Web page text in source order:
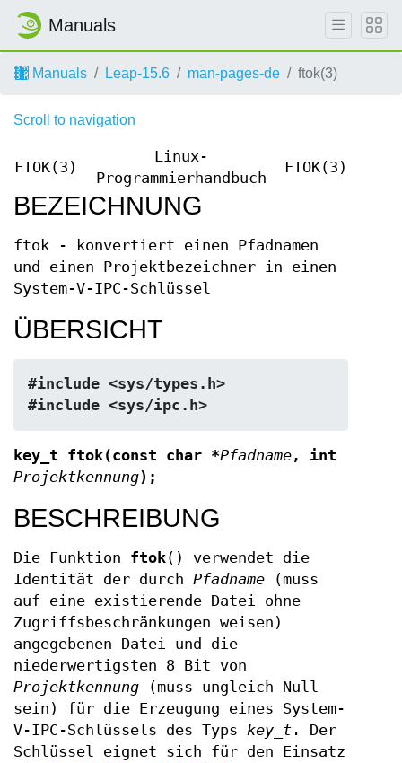
Manuals
Manuals Leap-15.6 man-pages-de ftok(3)
Scroll to navigation
FTOK(3)
Linux-
Programmierhandbuch
FTOK(3)
BEZEICHNUNG
ftok - konvertiert einen Pfadnamen
und einen Projektbezeichner in einen
System-V-IPC-Schlüssel
ÜBERSICHT
#include <sys/types.h>
#include <sys/ipc.h>
key_t ftok(const char *Pfadname, int
Projektkennung);
BESCHREIBUNG
Die Funktion ftok() verwendet die
Identität der durch Pfadname (muss
auf eine existierende Datei ohne
Zugriffsbeschränkungen weisen)
angegebenen Datei und die
niederwertigsten 8 Bit von
Projektkennung (muss ungleich Null
sein) für die Erzeugung eines System-
V-IPC-Schlüssels des Typs key_t . Der
Schlüssel eignet sich für den Einsatz